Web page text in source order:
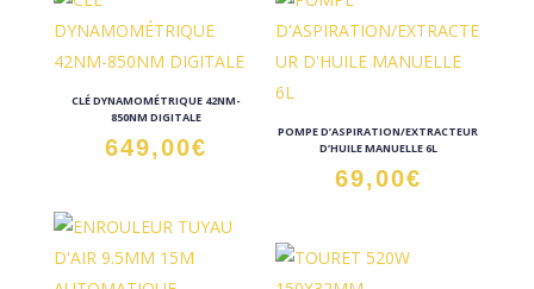
CLÉ DYNAMOMÉTRIQUE 42NM-
850NM DIGITALE
649,00€
POMPE D’ASPIRATION/EXTRACTEUR
D’HUILE MANUELLE 6L
69,00€